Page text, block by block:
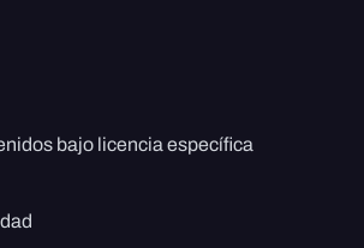
bajo licencia específica